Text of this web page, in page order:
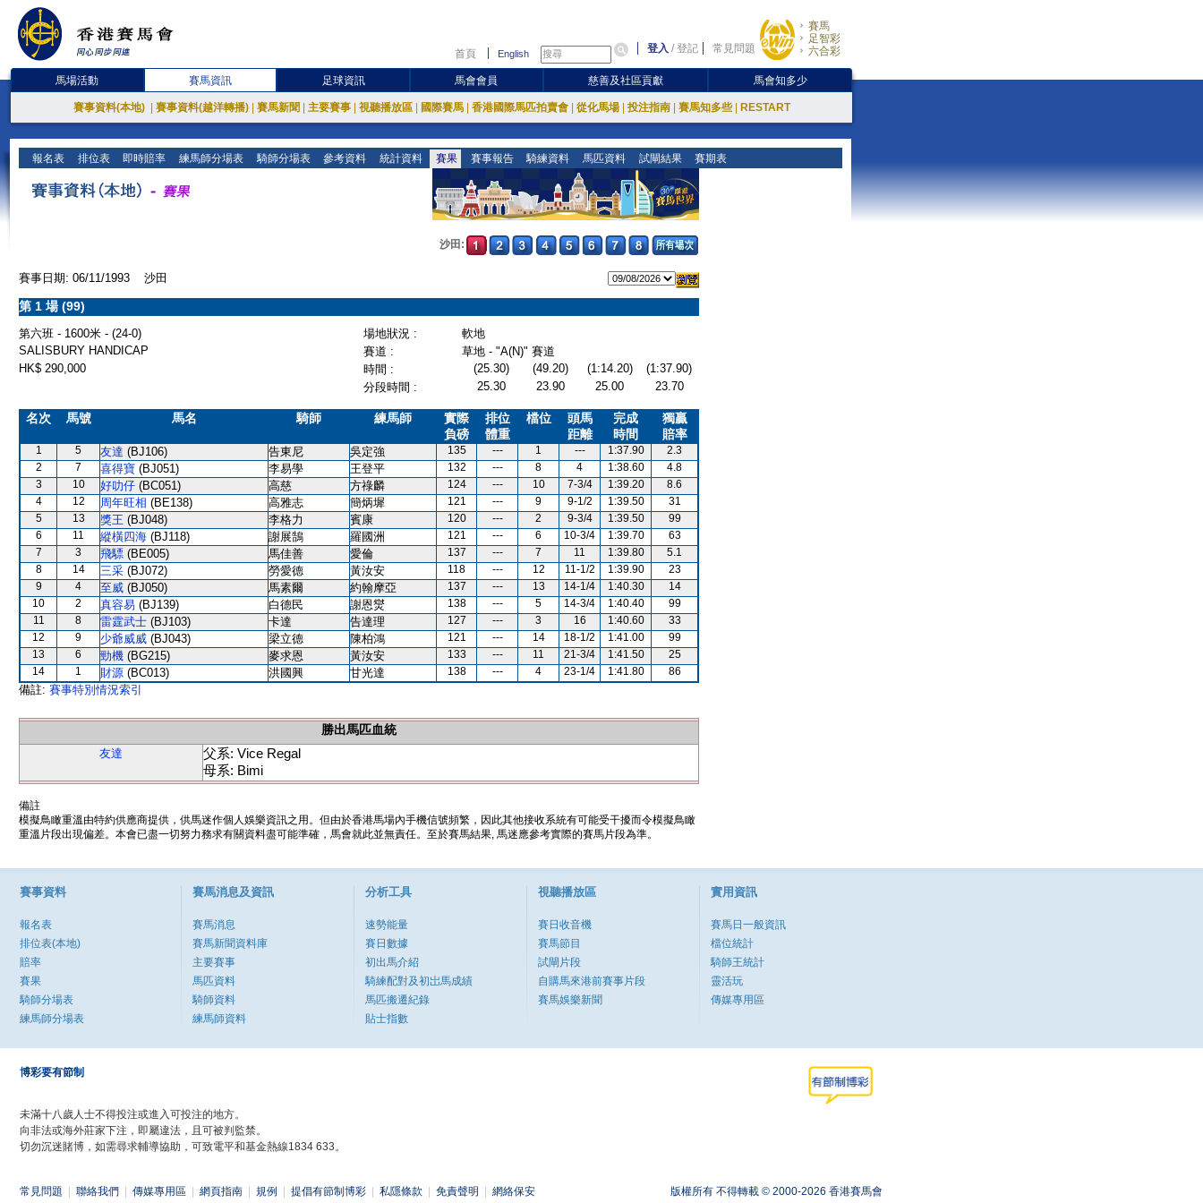
首頁 English 登入 /登記 常見問題
賽馬
足智彩
六合彩
馬場活動 賽馬資訊 足球資訊 馬會會員 慈善及社區貢獻 馬會知多少
賽事資料(本地) 賽事資料(越洋轉播) 賽馬新聞 主要賽事 視聽播放區 國際賽馬 香港國際馬匹拍賣會 從化馬場 投注指南 賽馬知多些 RESTART
報名表 排位表 即時賠率 練馬師分場表 騎師分場表 參考資料 統計資料 賽果 賽事報告 騎練資料 馬匹資料 試閘結果 賽期表
沙田:
賽事日期: 06/11/1993 沙田
第 1 場 (99)
第六班 - 1600米 - (24-0) 場地狀況 :
軟地
SALISBURY HANDICAP
賽道 :
草地 - "A(N)" 賽道
HK$ 290,000
時間 : (25.30) (49.20) (1:14.20)
(1:37.90)
分段時間 :
25.30 23.90 25.00 23.70
名次 馬號 馬名 騎師 練馬師
實際
負磅
排位
體重
檔位
頭馬
距離
完成
時間
獨贏
賠率
1 5 友達 (BJ106) 告東尼 吳定強 135 --- 1 --- 1:37.90
2.3
2
7 喜得寶 (BJ051) 李易學 王登平 132 --- 8 4 1:38.60
4.8
3
10 好叻仔 (BC051) 高慈 方祿麟 124 --- 10 7-3/4 1:39.20
8.6
4
12 周年旺相 (BE138) 高雅志 簡炳墀 121 --- 9 9-1/2 1:39.50
31
5
13 獎王 (BJ048) 李格力 賓康 120 --- 2 9-3/4 1:39.50
99
6
11 縱橫四海 (BJ118) 謝展鵠 羅國洲 121 --- 6 10-3/4 1:39.70
63
7
3 飛驃 (BE005) 馬佳善 愛倫 137 --- 7 11 1:39.80
5.1
8
14 三采 (BJ072) 勞愛德 黃汝安 118 --- 12 11-1/2 1:39.90
23
9
4 至威 (BJ050) 馬素爾 約翰摩亞 137 --- 13 14-1/4 1:40.30
14
10
2 真容易 (BJ139) 白德民 謝恩爕 138 --- 5 14-3/4 1:40.40
99
11
8 雷霆武士 (BJ103) 卡達 告達理 127 --- 3 16 1:40.60
33
12
9 少爺威威 (BJ043) 梁立德 陳柏鴻 121 --- 14 18-1/2 1:41.00
99
13
6 勁機 (BG215) 麥求恩 黃汝安 133 --- 11 21-3/4 1:41.50
25
14
1 財源 (BC013) 洪國興 甘光達 138 --- 4 23-1/4 1:41.80 86
備註: 賽事特別情況索引
勝出馬匹血統
友達
父系: Vice Regal
母系: Bimi
備註
模擬鳥瞰重溫由特約供應商提供，供馬迷作個人娛樂資訊之用。但由於香港馬場內手機信號頻繁，因此其他接收系統有可能受干擾而令模擬鳥瞰
重溫片段出現偏差。本會已盡一切努力務求有關資料盡可能準確，馬會就此並無責任。至於賽馬結果, 馬迷應參考實際的賽馬片段為準。
賽事資料
報名表
排位表(本地)
賠率
賽果
騎師分場表
練馬師分場表
賽馬消息及資訊
賽馬消息
賽馬新聞資料庫
主要賽事
馬匹資料
騎師資料
練馬師資料
分析工具
速勢能量
賽日數據
初出馬介紹
騎練配對及初岀馬成績
馬匹搬遷紀錄
貼士指數
視聽播放區
賽日收音機
賽馬節目
試閘片段
自購馬來港前賽事片段
賽馬娛樂新聞
實用資訊
賽馬日一般資訊
檔位統計
騎師王統計
靈活玩
傳媒專用區
博彩要有節制
未滿十八歲人士不得投注或進入可投注的地方。
向非法或海外莊家下注，即屬違法，且可被判監禁。
切勿沉迷賭博，如需尋求輔導協助，可致電平和基金熱線1834 633。
常見問題 聯絡我們 傳媒專用區 網頁指南 規例 提倡有節制博彩 私隱條款 免責聲明 網絡保安 版權所有 不得轉載 © 2000-2026 香港賽馬會